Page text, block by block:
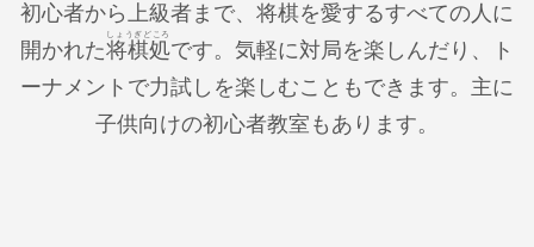
初心者から上級者まで、将棋を愛するすべての人に
開かれた将棋処
しょうぎどころ
です。気軽に対局を楽しんだり、ト
ーナメントで力試しを楽しむこともできます。主に
子供向けの初心者教室もあります。